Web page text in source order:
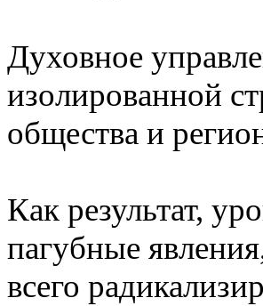
Духовное
изолированной
общества и
Как результат,
пагубные
всего